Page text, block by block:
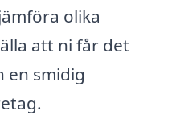
olika
att ni får det
en smidig